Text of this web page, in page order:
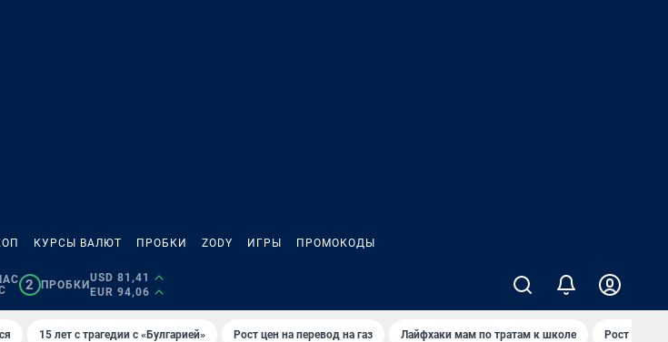
КУРСЫ ВАЛЮТ ПРОБКИ ZODY ИГРЫ ПРОМОКОДЫ
2 ПРОБКИ
USD 81,41
EUR 94,06
15 лет с трагедии с «Булгарией» Рост цен на перевод на газ Лайфхаки мам по тратам к школе Рост цен на